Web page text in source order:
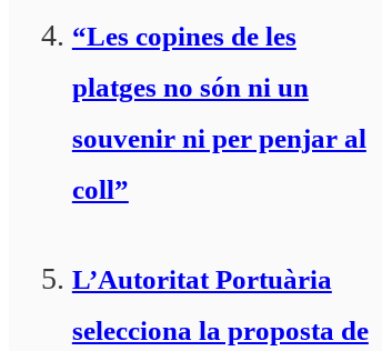
“Les copines de les
platges no són ni un
souvenir ni per penjar al
coll”
L’Autoritat Portuària
selecciona la proposta de